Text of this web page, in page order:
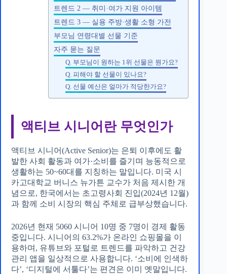
트렌드 2 — 취미·여가 지원 아이템
트렌드 3 — 실용 주방·생활 소형 가전
부모님 연령대별 선물 기준
자주 묻는 질문
Q. 부모님이 원하는 1위 선물은 뭔가요?
Q. 피해야 할 선물이 있나요?
Q. 선물 예산은 얼마가 적당한가요?
액티브 시니어란 무엇인가
액티브 시니어(Active Senior)는 은퇴 이후에도 활
발한 사회 활동과 여가·소비를 즐기며 능동적으로
생활하는 50~60대를 지칭하는 말입니다. 미국 시
카고대학교 버니스 뉴가튼 교수가 처음 제시한 개
념으로, 한국에서는 초고령사회 진입(2024년 12월)
과 함께 소비 시장의 핵심 주체로 급부상했습니다.
2026년 현재 5060 시니어 10명 중 7명이 경제 활동
중입니다. 시니어의 63.2%가 온라인 쇼핑몰을 이
용하며, 유튜브와 포털로 트렌드를 파악하고 건강
관리 앱을 일상적으로 사용합니다. ‘소비에 인색하
다’, ‘디지털에 서툴다’는 편견은 이미 옛말입니다.